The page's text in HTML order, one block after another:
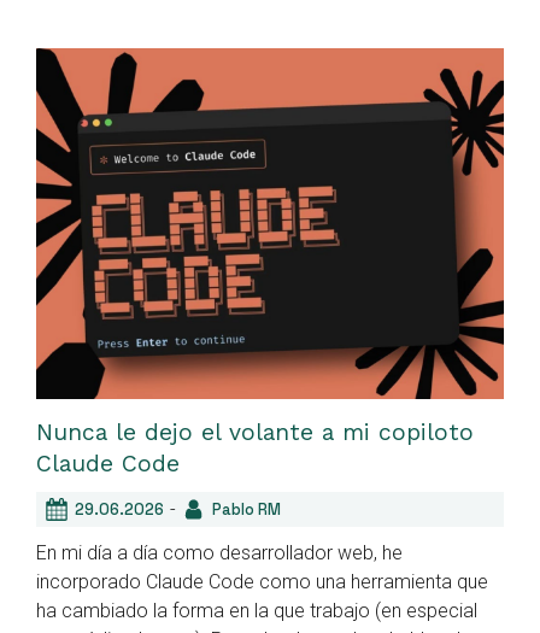
Nunca le dejo el volante a mi copiloto
Claude Code
29.06.2026 - Pablo RM
En mi día a día como desarrollador web, he
incorporado Claude Code como una herramienta que
ha cambiado la forma en la que trabajo (en especial